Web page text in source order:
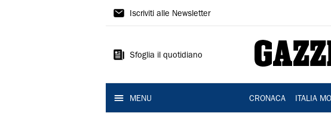
Gazzetta
Reggio
Iscriviti alle Newsletter
Sfoglia il quotidiano
MENU CRONACA ITALIA